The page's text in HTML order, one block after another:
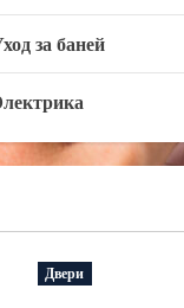
за баней
Двери